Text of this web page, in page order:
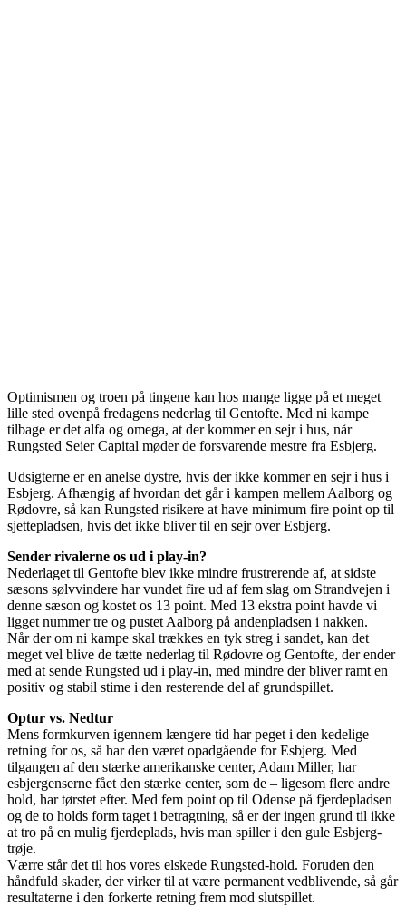
Optimismen og troen på tingene kan hos mange ligge på et meget
lille sted ovenpå fredagens nederlag til Gentofte. Med ni kampe
tilbage er det alfa og omega, at der kommer en sejr i hus, når
Rungsted Seier Capital møder de forsvarende mestre fra Esbjerg.
Udsigterne er en anelse dystre, hvis der ikke kommer en sejr i hus i
Esbjerg. Afhængig af hvordan det går i kampen mellem Aalborg og
Rødovre, så kan Rungsted risikere at have minimum fire point op til
sjettepladsen, hvis det ikke bliver til en sejr over Esbjerg.
Sender rivalerne os ud i play-in?
Nederlaget til Gentofte blev ikke mindre frustrerende af, at sidste
sæsons sølvvindere har vundet fire ud af fem slag om Strandvejen i
denne sæson og kostet os 13 point. Med 13 ekstra point havde vi
ligget nummer tre og pustet Aalborg på andenpladsen i nakken.
Når der om ni kampe skal trækkes en tyk streg i sandet, kan det
meget vel blive de tætte nederlag til Rødovre og Gentofte, der ender
med at sende Rungsted ud i play-in, med mindre der bliver ramt en
positiv og stabil stime i den resterende del af grundspillet.
Optur vs. Nedtur
Mens formkurven igennem længere tid har peget i den kedelige
retning for os, så har den været opadgående for Esbjerg. Med
tilgangen af den stærke amerikanske center, Adam Miller, har
esbjergenserne fået den stærke center, som de – ligesom flere andre
hold, har tørstet efter. Med fem point op til Odense på fjerdepladsen
og de to holds form taget i betragtning, så er der ingen grund til ikke
at tro på en mulig fjerdeplads, hvis man spiller i den gule Esbjerg-
trøje.
Værre står det til hos vores elskede Rungsted-hold. Foruden den
håndfuld skader, der virker til at være permanent vedblivende, så går
resultaterne i den forkerte retning frem mod slutspillet.